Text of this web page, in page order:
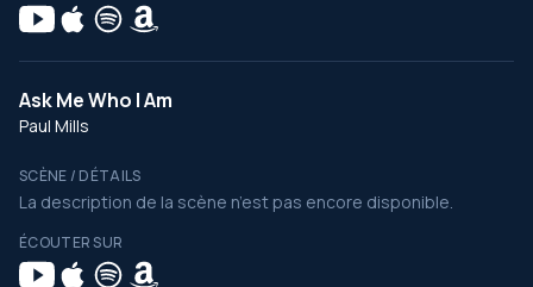
Ask Me Who I Am
Paul Mills
SCÈNE / DÉTAILS
La description de la scène n’est pas encore disponible.
ÉCOUTER SUR